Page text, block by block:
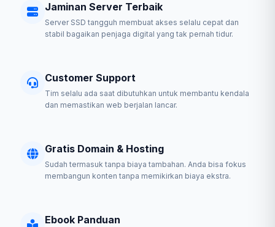
Jaminan Server Terbaik
Server SSD tangguh membuat akses selalu cepat dan
stabil bagaikan penjaga digital yang tak pernah tidur.
Customer Support
Tim selalu ada saat dibutuhkan untuk membantu kendala
dan memastikan web berjalan lancar.
Gratis Domain & Hosting
Sudah termasuk tanpa biaya tambahan. Anda bisa fokus
membangun konten tanpa memikirkan biaya ekstra.
Ebook Panduan